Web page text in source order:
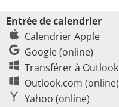
Entrée de calendrier
Calendrier Apple
Google (online)
Transférer à Outlook
Outlook.com (online)
Yahoo (online)